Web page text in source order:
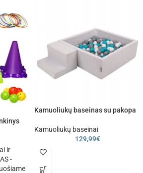
ir
-
Kamuoliukų baseinas su pakopa
Kamuoliukų baseinai
129,99€